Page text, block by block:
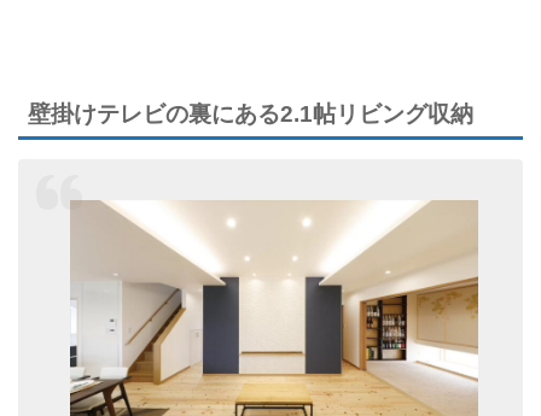
壁掛けテレビの裏にある2.1帖リビング収納